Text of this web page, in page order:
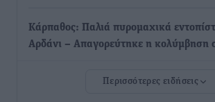
Κάρπαθος: Παλιά πυρομαχικά
Αρδάνι – Απαγορεύτηκε η κολύμβηση
Περισσότερες ειδήσεις